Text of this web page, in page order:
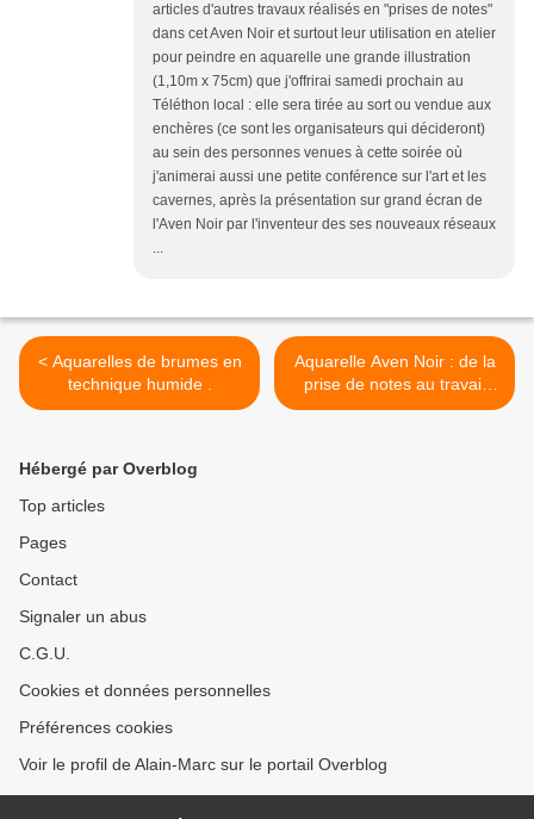
articles d'autres travaux réalisés en "prises de notes"
dans cet Aven Noir et surtout leur utilisation en atelier
pour peindre en aquarelle une grande illustration
(1,10m x 75cm) que j'offrirai samedi prochain au
Téléthon local : elle sera tirée au sort ou vendue aux
enchères (ce sont les organisateurs qui décideront)
au sein des personnes venues à cette soirée où
j'animerai aussi une petite conférence sur l'art et les
cavernes, après la présentation sur grand écran de
l'Aven Noir par l'inventeur des ses nouveaux réseaux
...
< Aquarelles de brumes en
technique humide .
Aquarelle Aven Noir : de la
prise de notes au travail
datelier . >
Hébergé par Overblog
Top articles
Pages
Contact
Signaler un abus
C.G.U.
Cookies et données personnelles
Préférences cookies
Voir le profil de Alain-Marc sur le portail Overblog